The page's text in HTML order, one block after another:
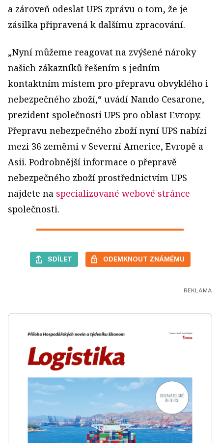
a zároveň odeslat UPS zprávu o tom, že je
zásilka připravená k dalšímu zpracování.
„Nyní můžeme reagovat na zvýšené nároky
našich zákazníků řešením s jedním
kontaktním místem pro přepravu obvyklého i
nebezpečného zboží,“ uvádí Nando Cesarone,
prezident společnosti UPS pro oblast Evropy.
Přepravu nebezpečného zboží nyní UPS nabízí
mezi 36 zeměmi v Severní Americe, Evropě a
Asii. Podrobnější informace o přepravě
nebezpečného zboží prostřednictvím UPS
najdete na specializované webové stránce
společnosti.
SDÍLET ODEMKNOUT ZNÁMÉMU